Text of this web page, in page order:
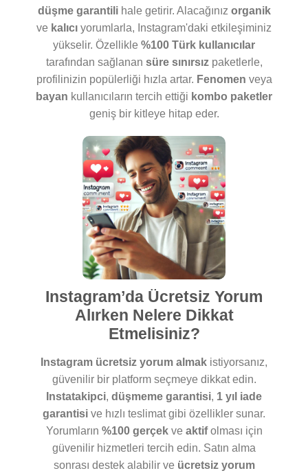
düşme garantilihale getirir. Alacağınız organik
ve kalıcı yorumlarla, Instagram'daki etkileşiminiz
yükselir. Özellikle %100 Türk kullanıcılar
tarafından sağlanan süre sınırsızpaketlerle,
profilinizin popülerliği hızla artar. Fenomen veya
bayan kullanıcıların tercih ettiği kombo paketler
geniş bir kitleye hitap eder.
Instagram’da Ücretsiz Yorum
Alırken Nelere Dikkat
Etmelisiniz?
Instagram ücretsiz yorum almak istiyorsanız,
güvenilir bir platform seçmeye dikkat edin.
Instatakipci, düşmeme garantisi, 1 yıl iade
garantisi ve hızlı teslimat gibi özellikler sunar.
Yorumların %100 gerçekve aktifolması için
güvenilir hizmetleri tercih edin. Satın alma
sonrası destek alabilir ve ücretsiz yorum